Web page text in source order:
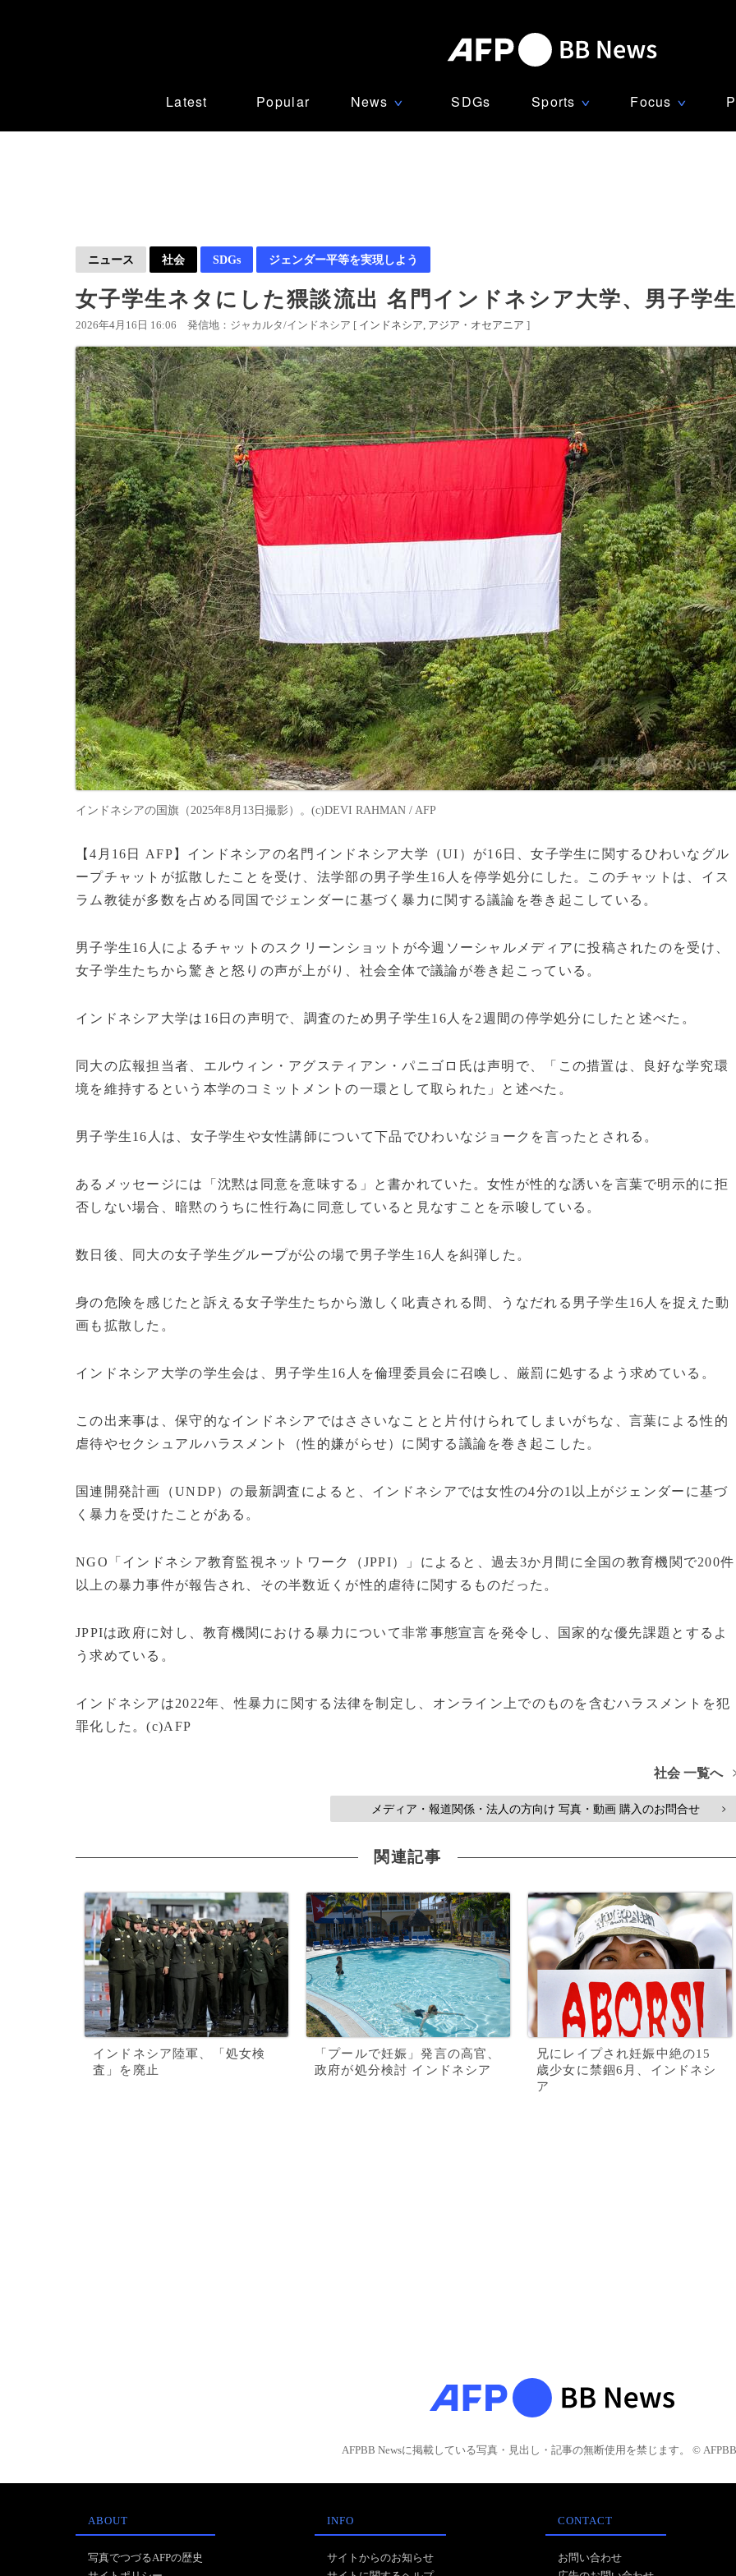
Latest Popular News ∨ SDGs Sports ∨ Focus ∨
ニュース 社会 SDGs ジェンダー平等を実現しよう
女子学生ネタにした猥談流出 名門インドネシア大学、男子学
2026年4月16日 16:06 発信地：ジャカルタ/インドネシア [ インドネシア アジア・オセアニア ]
インドネシアの国旗（2025年8月13日撮影）。(c)DEVI RAHMAN / AFP
【4月16日 AFP】インドネシアの名門インドネシア大学（UI）が16日、女子学生に関するひわいなグル
ープチャットが拡散したことを受け、法学部の男子学生16人を停学処分にした。このチャットは、イス
ラム教徒が多数を占める同国でジェンダーに基づく暴力に関する議論を巻き起こしている。
男子学生16人によるチャットのスクリーンショットが今週ソーシャルメディアに投稿されたのを受け、
女子学生たちから驚きと怒りの声が上がり、社会全体で議論が巻き起こっている。
インドネシア大学は16日の声明で、調査のため男子学生16人を2週間の停学処分にしたと述べた。
同大の広報担当者、エルウィン・アグスティアン・パニゴロ氏は声明で、「この措置は、良好な学究環
境を維持するという本学のコミットメントの一環として取られた」と述べた。
男子学生16人は、女子学生や女性講師について下品でひわいなジョークを言ったとされる。
あるメッセージには「沈黙は同意を意味する」と書かれていた。女性が性的な誘いを言葉で明示的に拒
否しない場合、暗黙のうちに性行為に同意していると見なすことを示唆している。
数日後、同大の女子学生グループが公の場で男子学生16人を糾弾した。
身の危険を感じたと訴える女子学生たちから激しく叱責される間、うなだれる男子学生16人を捉えた動
画も拡散した。
インドネシア大学の学生会は、男子学生16人を倫理委員会に召喚し、厳罰に処するよう求めている。
この出来事は、保守的なインドネシアではささいなことと片付けられてしまいがちな、言葉による性的
虐待やセクシュアルハラスメント（性的嫌がらせ）に関する議論を巻き起こした。
国連開発計画（UNDP）の最新調査によると、インドネシアでは女性の4分の1以上がジェンダーに基づ
く暴力を受けたことがある。
NGO「インドネシア教育監視ネットワーク（JPPI）」によると、過去3か月間に全国の教育機関で200件
以上の暴力事件が報告され、その半数近くが性的虐待に関するものだった。
JPPIは政府に対し、教育機関における暴力について非常事態宣言を発令し、国家的な優先課題とするよ
う求めている。
インドネシアは2022年、性暴力に関する法律を制定し、オンライン上でのものを含むハラスメントを犯
罪化した。(c)AFP
社会 一覧へ
メディア・報道関係・法人の方向け 写真・動画 購入のお問合せ >
関連記事
インドネシア陸軍、「処女検
査」を廃止
「プールで妊娠」発言の高官、
政府が処分検討 インドネシア
兄にレイプされ妊娠中絶の15
歳少女に禁錮6月、インドネシ
ア
AFPBB Newsに掲載している写真・見出し・記事の無断使用を禁じます。 © AFPBB
ABOUT
写真でつづるAFPの歴史
INFO
サイトからのお知らせ
CONTACT
お問い合わせ